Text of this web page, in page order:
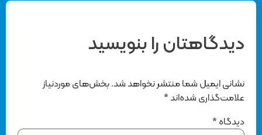
دیدگاهتان را بنویسید
نشانی ایمیل شما منتشر نخواهد شد. بخش‌های موردنیاز
علامت‌گذاری شده‌اند*
دیدگاه*